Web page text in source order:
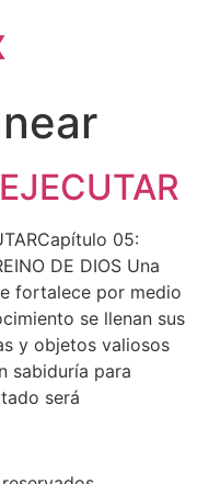
05:
DE DIOS Una
fortalece por medio
se llenan sus
y objetos valiosos
sabiduría para
será